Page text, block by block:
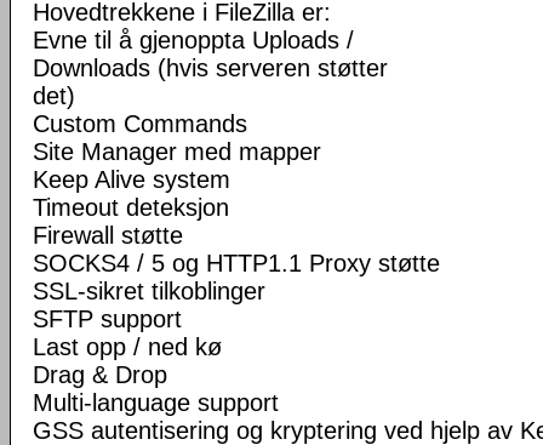
Hovedtrekkene i FileZilla er:
Evne til å gjenoppta Uploads /
Downloads (hvis serveren støtter
det)
Custom Commands
Site Manager med mapper
Keep Alive system
Timeout deteksjon
Firewall støtte
SOCKS4 / 5 og HTTP1.1 Proxy støtte
SSL-sikret tilkoblinger
SFTP support
Last opp / ned kø
Drag & Drop
Multi-language support
GSS autentisering og kryptering ved hjelp av